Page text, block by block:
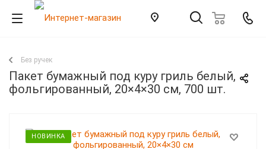
Без ручек
Пакет бумажный под куру гриль белый,
фольгированный, 20×4×30 см, 700 шт.
НОВИНКА